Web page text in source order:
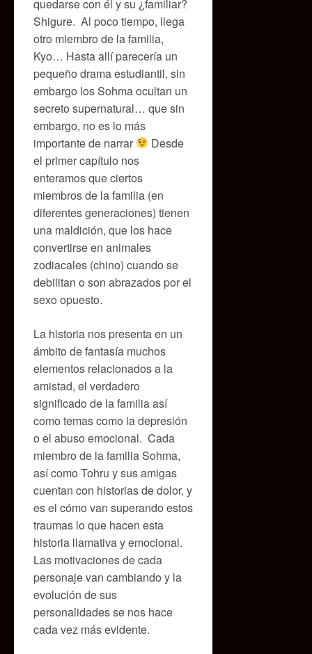
quedarse con él y su ¿familiar?
Shigure. Al poco tiempo, llega
otro miembro de la familia,
Kyo… Hasta allí parecería un
pequeño drama estudiantil, sin
embargo los Sohma ocultan un
secreto supernatural… que sin
embargo, no es lo más
importante de narrar
Desde
el primer capítulo nos
enteramos que ciertos
miembros de la familia (en
diferentes generaciones) tienen
una maldición, que los hace
convertirse en animales
zodiacales (chino) cuando se
debilitan o son abrazados por el
sexo opuesto.
La historia nos presenta en un
ámbito de fantasía muchos
elementos relacionados a la
amistad, el verdadero
significado de la familia así
como temas como la depresión
o el abuso emocional. Cada
miembro de la familia Sohma,
así como Tohru y sus amigas
cuentan con historias de dolor, y
es el cómo van superando estos
traumas lo que hacen esta
historia llamativa y emocional.
Las motivaciones de cada
personaje van cambiando y la
evolución de sus
personalidades se nos hace
cada vez más evidente.